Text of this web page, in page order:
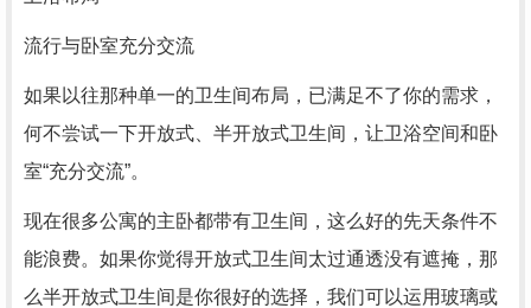
流行与卧室充分交流
如果以往那种单一的卫生间布局，已满足不了你的需求，
何不尝试一下开放式、半开放式卫生间，让卫浴空间和卧
室“充分交流”。
现在很多公寓的主卧都带有卫生间，这么好的先天条件不
能浪费。如果你觉得开放式卫生间太过通透没有遮掩，那
么半开放式卫生间是你很好的选择，我们可以运用玻璃或